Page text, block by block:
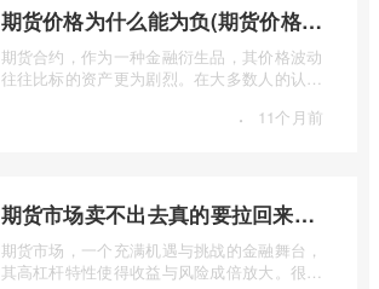
期货价格为什么能为负(期货价格为什么能为负数呢)
期货合约，作为一种金融衍生品，其价格波动
往往比标的资产更为剧烈。在大多数人的认知
· 11个月前
期货市场卖不出去真的要拉回来吗(期货有买不到或卖不出去的时候吗)
期货市场，一个充满机遇与挑战的金融舞台，
其高杠杆特性使得收益与风险成倍放大。很多